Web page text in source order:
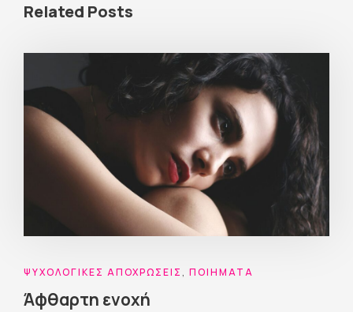
Related Posts
ΨΥΧΟΛΟΓΙΚΈΣ ΑΠΟΧΡΏΣΕΙΣ, ΠΟΙΉΜΑΤΑ
Άφθαρτη ενοχή